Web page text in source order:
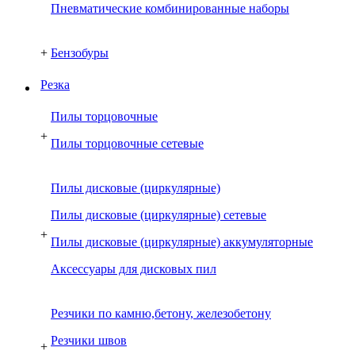
Пневматические комбинированные наборы
+ Бензобуры
Резка
+
Пилы торцовочные
Пилы торцовочные сетевые
+
Пилы дисковые (циркулярные)
Пилы дисковые (циркулярные) сетевые
Пилы дисковые (циркулярные) аккумуляторные
Аксессуары для дисковых пил
+
Резчики по камню,бетону, железобетону
Резчики швов